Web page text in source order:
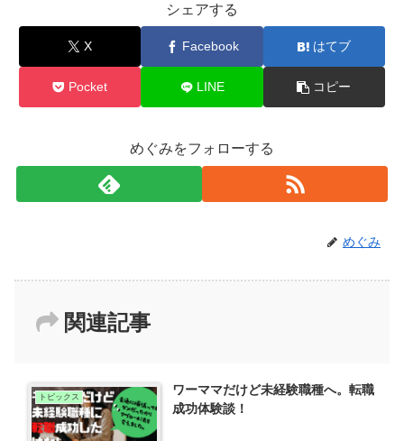
シェアする
X Facebook はてブ
Pocket LINE コピー
めぐみをフォローする
めぐみ
関連記事
トピックス
ワーママだけど未経験職種へ。転職
成功体験談！